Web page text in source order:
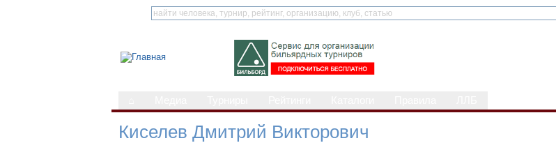
Киселев Дмитрий Викторович